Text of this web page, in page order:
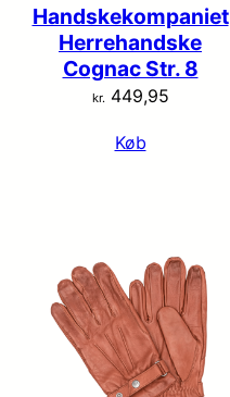
Handskekompaniet
Herrehandske
Cognac Str. 8
kr. 449,95
Køb